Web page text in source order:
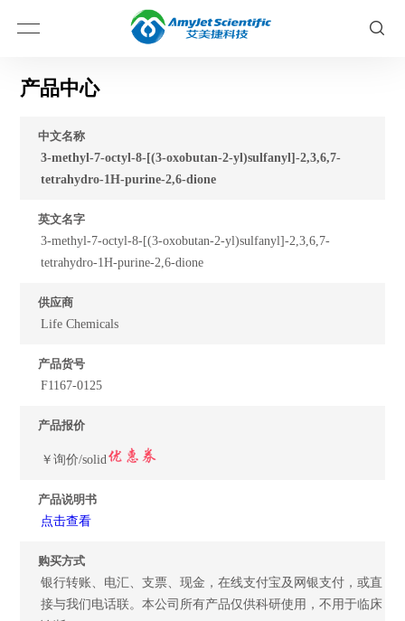
产品中心
中文名称
3-methyl-7-octyl-8-[(3-oxobutan-2-yl)sulfanyl]-2,3,6,7-
tetrahydro-1H-purine-2,6-dione
英文名字
3-methyl-7-octyl-8-[(3-oxobutan-2-yl)sulfanyl]-2,3,6,7-
tetrahydro-1H-purine-2,6-dione
供应商
Life Chemicals
产品货号
F1167-0125
产品报价
￥询价/solid
产品说明书
点击查看
购买方式
银行转账、电汇、支票、现金，在线支付宝及网银支付，或直
接与我们电话联。本公司所有产品仅供科研使用，不用于临床